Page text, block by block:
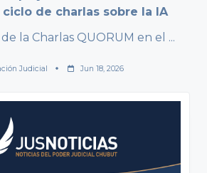
de charlas sobre la IA
la Charlas QUORUM en el ...
Judicial Jun 18, 2026